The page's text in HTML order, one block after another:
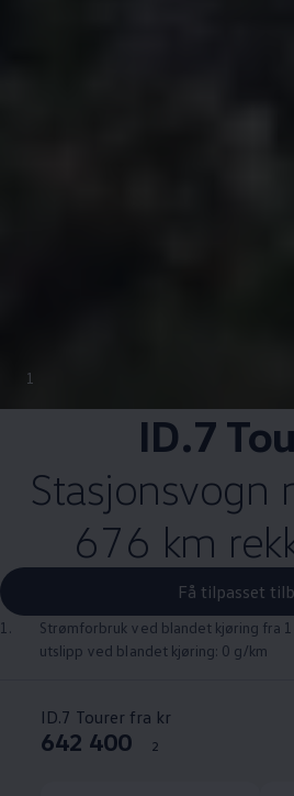
1
ID.7
Stasjonsvogn
676 km
Få tilpasset
1.
Strømforbruk ved blandet kjøring fra
utslipp ved blandet kjøring: 0 g/km
ID.7 Tourer fra kr
642 400 2